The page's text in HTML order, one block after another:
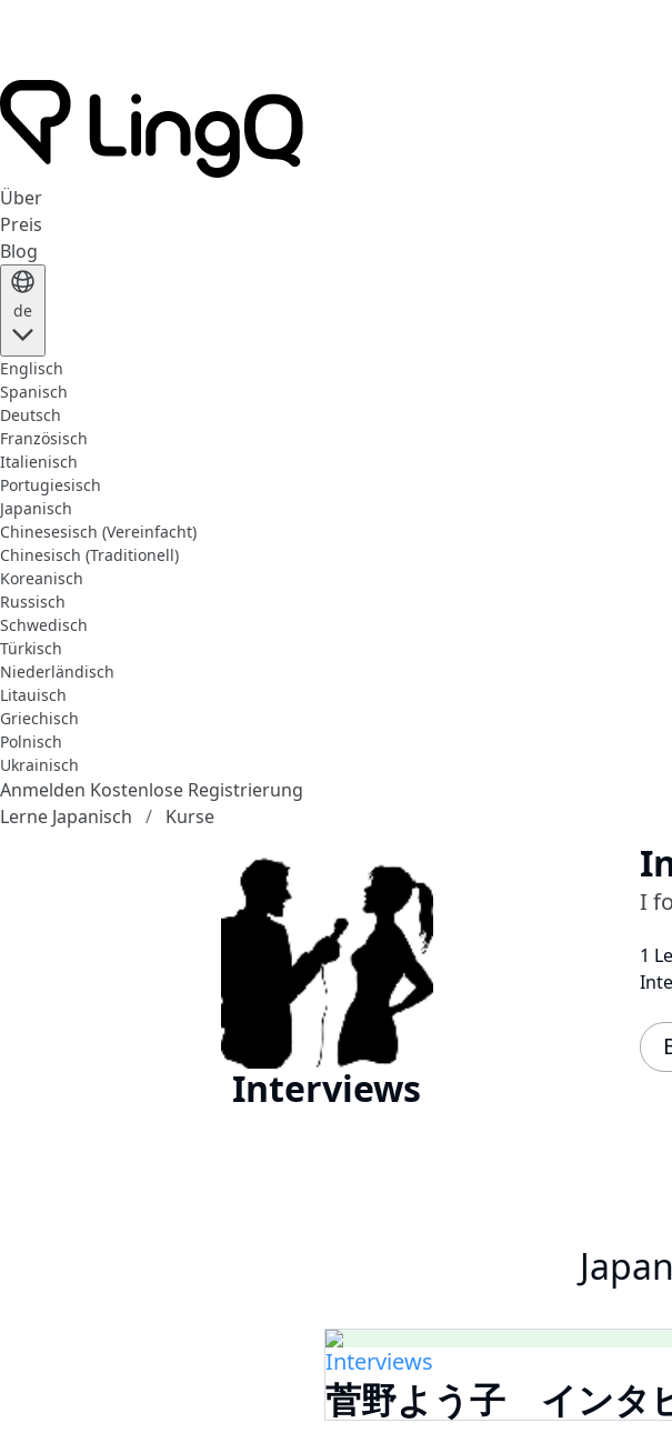
Über
Preis
Blog
de
Englisch
Spanisch
Deutsch
Französisch
Italienisch
Portugiesisch
Japanisch
Chinesesisch (Vereinfacht)
Chinesisch (Traditionell)
Koreanisch
Russisch
Schwedisch
Türkisch
Niederländisch
Litauisch
Griechisch
Polnisch
Ukrainisch
Anmelden Kostenlose Registrierung
Lerne Japanisch
Kurse
Interviews
I
1
Interviews
菅野よう子 インタ